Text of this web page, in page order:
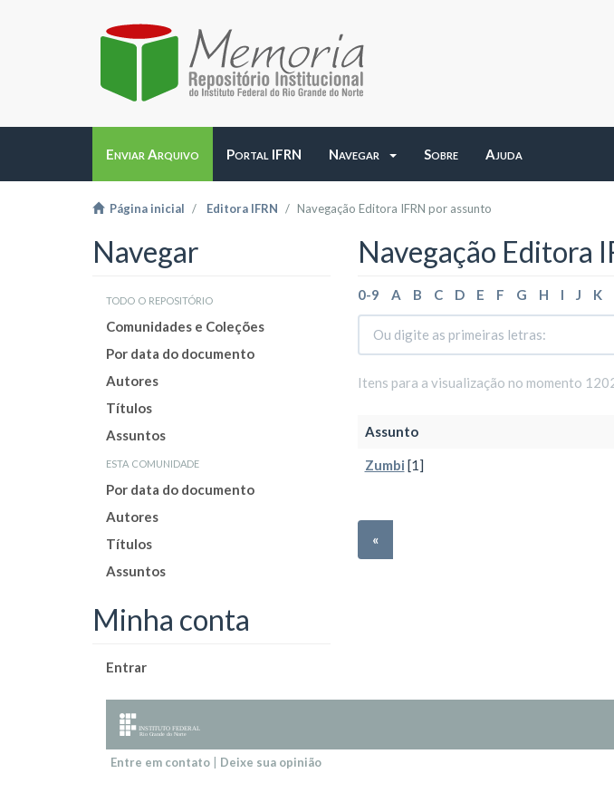
Enviar Arquivo Portal IFRN Navegar Sobre Ajuda
Página inicial Editora IFRN Navegação Editora IFRN por assunto
Navegar
todo o repositório
Comunidades e Coleções
Por data do documento
Autores
Títulos
Assuntos
esta comunidade
Por data do documento
Autores
Títulos
Assuntos
Minha conta
Entrar
Navegação Editora
0-9 A B C D E F G H I J K
Itens para a visualização no momento
Assunto
Zumbi [1]
«
Entre em contato Deixe sua opinião